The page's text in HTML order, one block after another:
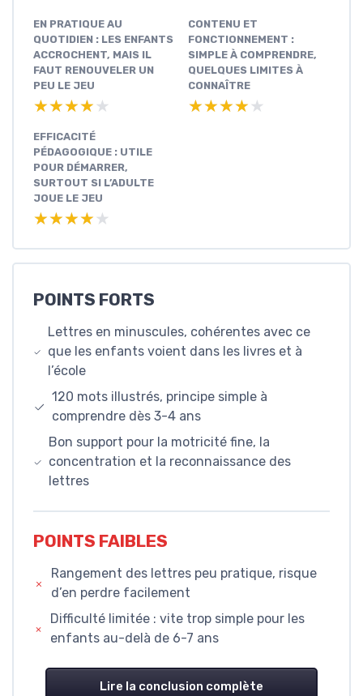
EN PRATIQUE AU
QUOTIDIEN : LES ENFANTS
ACCROCHENT, MAIS IL
FAUT RENOUVELER UN
PEU LE JEU
★★★★★
★★★★★
CONTENU ET
FONCTIONNEMENT :
SIMPLE À COMPRENDRE,
QUELQUES LIMITES À
CONNAÎTRE
★★★★★
★★★★★
EFFICACITÉ
PÉDAGOGIQUE : UTILE
POUR DÉMARRER,
SURTOUT SI L’ADULTE
JOUE LE JEU
★★★★★
★★★★★
POINTS FORTS
Lettres en minuscules, cohérentes avec ce
que les enfants voient dans les livres et à
l’école
120 mots illustrés, principe simple à
comprendre dès 3-4 ans
Bon support pour la motricité fine, la
concentration et la reconnaissance des
lettres
POINTS FAIBLES
Rangement des lettres peu pratique, risque
d’en perdre facilement
Difficulté limitée : vite trop simple pour les
enfants au-delà de 6-7 ans
Lire la conclusion complète